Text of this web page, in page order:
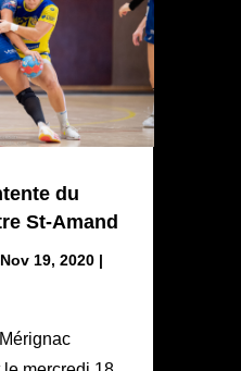
du
St-Amand
Nov 19, 2020|